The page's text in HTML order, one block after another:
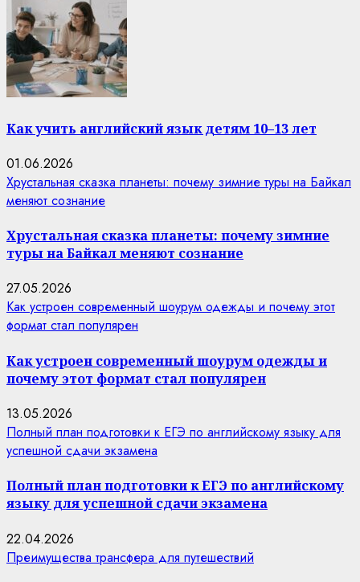
Как учить английский язык детям 10–13 лет
01.06.2026
Хрустальная сказка планеты: почему зимние туры на Байкал
меняют сознание
Хрустальная сказка планеты: почему зимние
туры на Байкал меняют сознание
27.05.2026
Как устроен современный шоурум одежды и почему этот
формат стал популярен
Как устроен современный шоурум одежды и
почему этот формат стал популярен
13.05.2026
Полный план подготовки к ЕГЭ по английскому языку для
успешной сдачи экзамена
Полный план подготовки к ЕГЭ по английскому
языку для успешной сдачи экзамена
22.04.2026
Преимущества трансфера для путешествий